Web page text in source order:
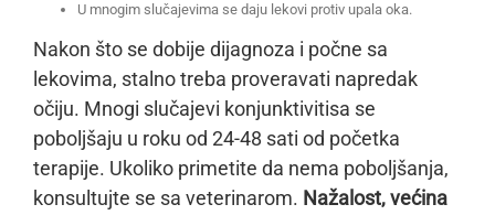
U mnogim slučajevima se daju lekovi protiv upala oka.
Nakon što se dobije dijagnoza i počne sa
lekovima, stalno treba proveravati napredak
očiju. Mnogi slučajevi konjunktivitisa se
poboljšaju u roku od 24-48 sati od početka
terapije. Ukoliko primetite da nema poboljšanja,
konsultujte se sa veterinarom. Nažalost, većina